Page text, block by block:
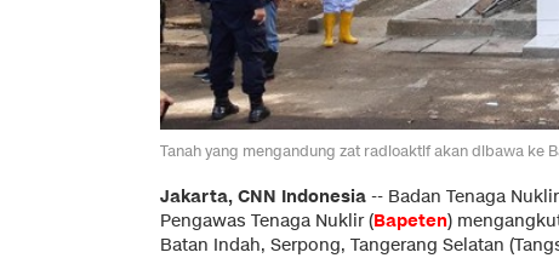
Tanah yang mengandung zat radioaktif akan dibawa ke
Jakarta, CNN Indonesia -- Badan Tenaga
Pengawas Tenaga Nuklir (Bapeten)
Batan Indah, Serpong, Tangerang Selatan